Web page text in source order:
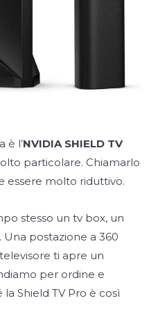
è l’NVIDIA SHIELD TV
particolare. Chiamarlo
essere molto riduttivo.
stesso un tv box, un
postazione a 360
ti apre un
per ordine e
Shield TV Pro è così